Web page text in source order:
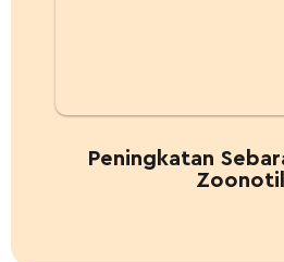
Peningkatan